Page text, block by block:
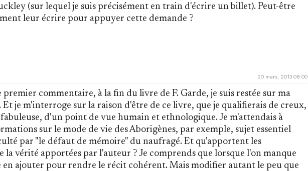
(sur lequel je suis précisément en train d'écrire un billet). Peut-être
leur écrire pour appuyer cette demande ?
20 mars, 2013 08:00
premier commentaire, à la fin du livre de F. Garde, je suis restée sur ma
je m'interroge sur la raison d'être de ce livre, que je qualifierais de creux,
d'un point de vue humain et ethnologique. Je m'attendais à
sur le mode de vie des Aborigènes, par exemple, sujet essentiel
par "le défaut de mémoire" du naufragé. Et qu'apportent les
la vérité apportées par l'auteur ? Je comprends que lorsque l'on manque
en ajouter pour rendre le récit cohérent. Mais modifier autant le peu que